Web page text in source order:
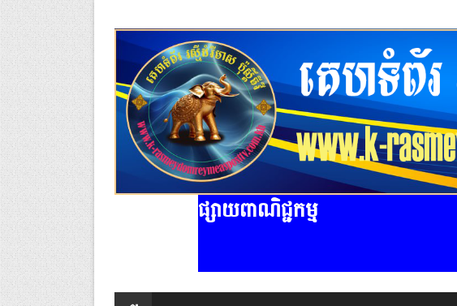
ផ្សាយពាណិជ្ជកម្ម